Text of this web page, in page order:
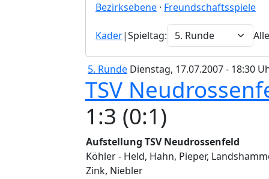
Bezirksebene · Freundschaftsspiele
Kader|Spieltag:
5. Runde Dienstag, 17.07.2007 - 18:30
TSV
1:3 (0:1)
Aufstellung TSV Neudrossenfeld
Köhler - Held, Hahn, Pieper,
Zink, Niebler